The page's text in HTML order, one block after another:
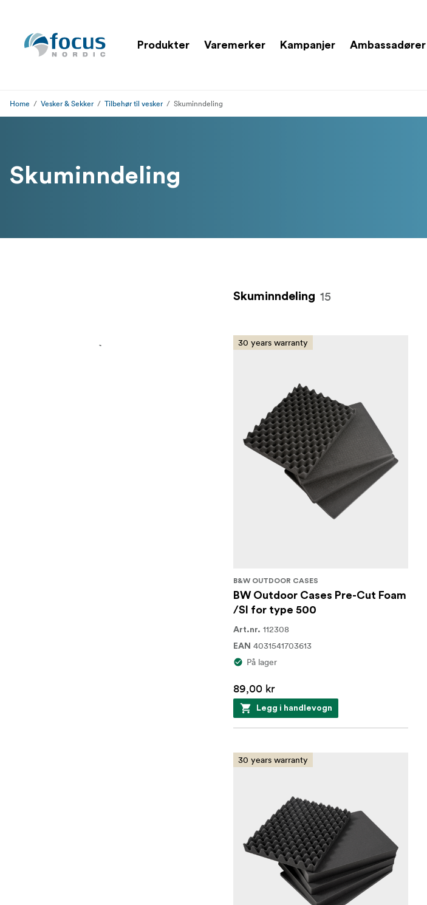
Produkter Varemerker Kampanjer Ambassadører
Home Vesker & Sekker Tilbehør til vesker Skuminndeling
Skuminndeling
Skuminndeling 15
30 years warranty
B&W OUTDOOR CASES
BW Outdoor Cases Pre-Cut Foam
/SI for type 500
Art.nr. 112308
EAN 4031541703613
På lager
89,00 kr
Legg i handlevogn
30 years warranty